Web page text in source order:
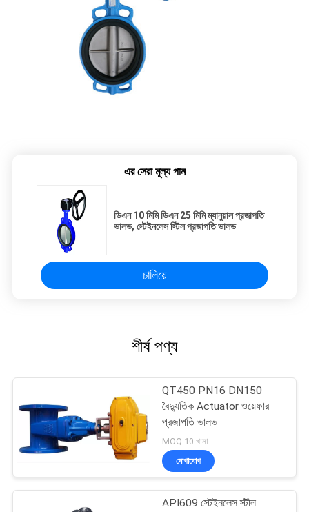
এর সেরা মূল্য পান
ডিএন 10 মিমি ডিএন 25 মিমি ম্যানুয়াল প্রজাপতি
ভালভ, স্টেইনলেস স্টিল প্রজাপতি ভালভ
চালিয়ে
শীর্ষ পণ্য
QT450 PN16 DN150
বৈদ্যুতিক Actuator ওয়েফার
প্রজাপতি ভালভ
MOQ:10 খানা
যোগাযোগ
API609 স্টেইনলেস স্টীল